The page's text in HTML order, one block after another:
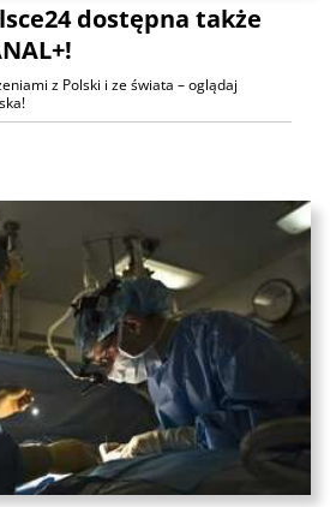
dostępna także
z Polski i ze świata – oglądaj